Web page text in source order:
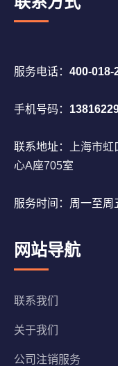
服务电话： 400-018-
手机号码：
联系地址：
上海市
心A座705室
服务时间：周一至周
网站导航
联系我们
关于我们
公司注销服务